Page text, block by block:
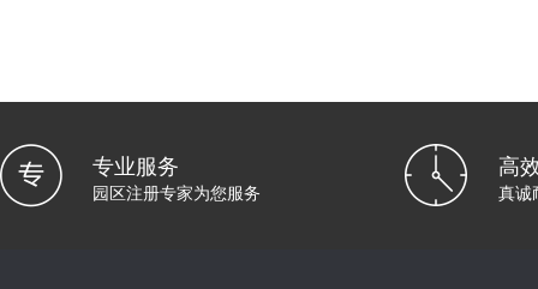
专业服务
园区注册专家为您服务
高
真诚